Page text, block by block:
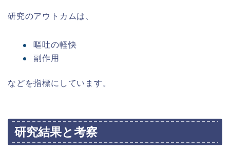
研究のアウトカムは、
嘔吐の軽快
副作用
などを指標にしています。
研究結果と考察